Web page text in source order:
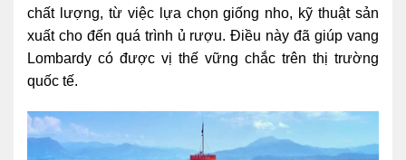
chất lượng, từ việc lựa chọn giống nho, kỹ thuật sản
xuất cho đến quá trình ủ rượu. Điều này đã giúp vang
Lombardy có được vị thế vững chắc trên thị trường
quốc tế.